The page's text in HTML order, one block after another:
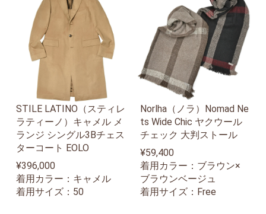
STILE LATINO（スティレ
ラティーノ）キャメル メ
ランジ シングル3Bチェス
ターコート EOLO
¥396,000
着用カラー：キャメル
着用サイズ：50
Norlha（ノラ）Nomad Ne
ts Wide Chic ヤクウール
チェック 大判ストール
¥59,400
着用カラー：ブラウン×
ブラウンベージュ
着用サイズ：Free